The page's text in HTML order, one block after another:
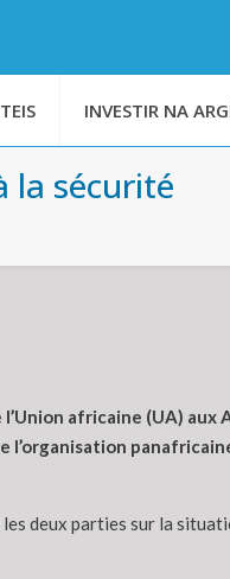
INVESTIR NA
la sécurité
l’Union africaine (UA) aux
l’organisation
deux parties sur la